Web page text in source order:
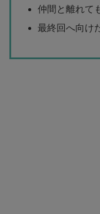
仲間と離れて
最終回へ向け